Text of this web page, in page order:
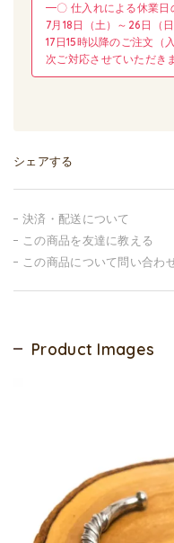
━〇 仕入れによる休業日
7月18日（土）～26日（
17日15時以降のご注文（
次ご対応させていただき
シェアする
決済・配送について
この商品を友達に教える
この商品について問い合わ
Product Images